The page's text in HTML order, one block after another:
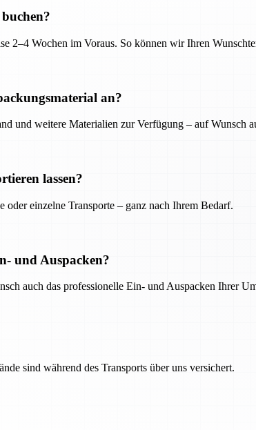
2–4 Wochen im Voraus. So können wir Ihren
an?
und weitere Materialien zur Verfügung – auf Wunsch
lassen?
einzelne Transporte – ganz nach Ihrem Bedarf.
und Auspacken?
auch das professionelle Ein- und Auspacken Ihrer
sind während des Transports über uns versichert.